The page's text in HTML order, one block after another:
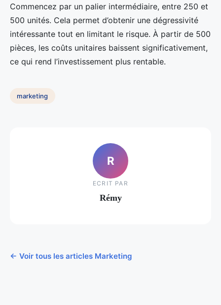
Commencez par un palier intermédiaire, entre 250 et
500 unités. Cela permet d’obtenir une dégressivité
intéressante tout en limitant le risque. À partir de 500
pièces, les coûts unitaires baissent significativement,
ce qui rend l’investissement plus rentable.
marketing
R
ECRIT PAR
Rémy
← Voir tous les articles Marketing